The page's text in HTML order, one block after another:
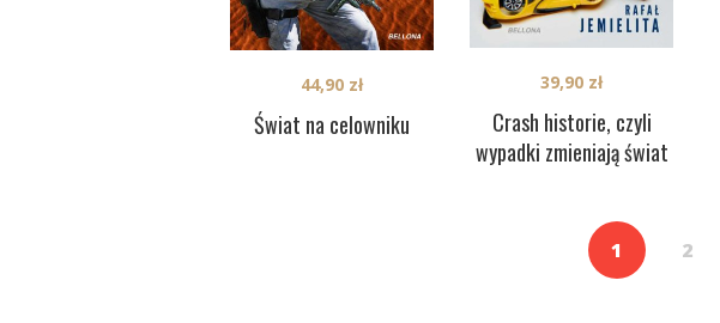
Świat na celowniku
44,90 zł
Crash historie, czyli
wypadki zmieniają świat
39,90 zł
1 2